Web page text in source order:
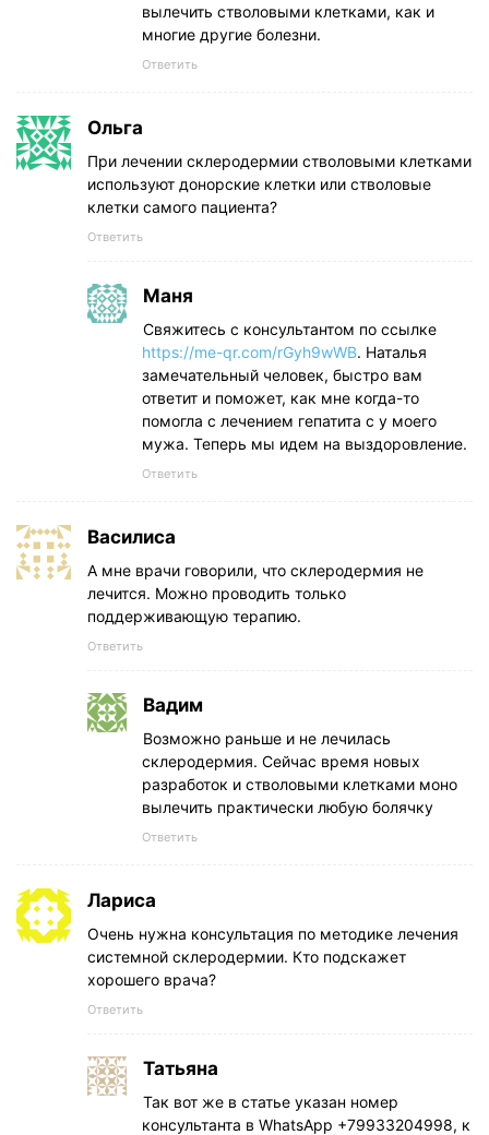
вылечить стволовыми клетками, как и
многие другие болезни.
Ответить
Ольга
При лечении склеродермии стволовыми клетками
используют донорские клетки или стволовые
клетки самого пациента?
Ответить
Маня
Свяжитесь с консультантом по ссылке
https://me-qr.com/rGyh9wWB. Наталья
замечательный человек, быстро вам
ответит и поможет, как мне когда-то
помогла с лечением гепатита с у моего
мужа. Теперь мы идем на выздоровление.
Ответить
Василиса
А мне врачи говорили, что склеродермия не
лечится. Можно проводить только
поддерживающую терапию.
Ответить
Вадим
Возможно раньше и не лечилась
склеродермия. Сейчас время новых
разработок и стволовыми клетками моно
вылечить практически любую болячку
Ответить
Лариса
Очень нужна консультация по методике лечения
системной склеродермии. Кто подскажет
хорошего врача?
Ответить
Татьяна
Так вот же в статье указан номер
консультанта в WhatsApp +79933204998, к